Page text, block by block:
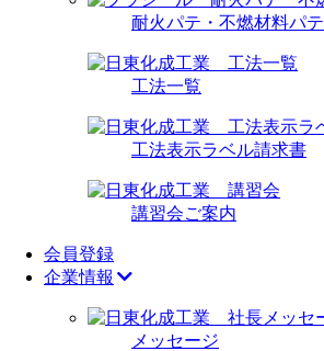
耐火パテ・不燃材料パテ
工法一覧
工法表示ラベル請求書
講習会ご案内
会員登録
企業情報
メッセージ